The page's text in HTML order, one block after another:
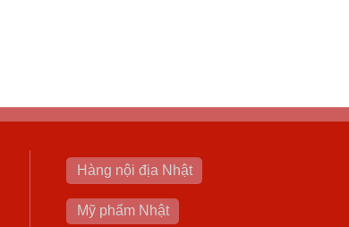
Hàng nội địa Nhật
Mỹ phẩm Nhật